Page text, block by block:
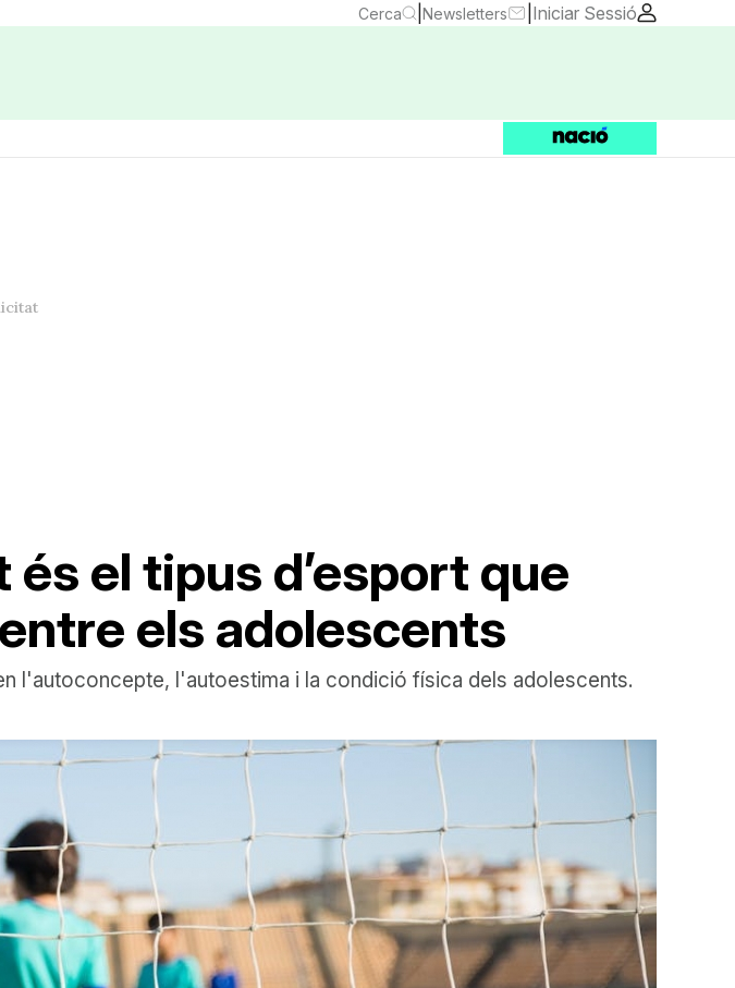
Cerca Newsletters Iniciar Sessió
el tipus d’esport que
els adolescents
l'autoconcepte, l'autoestima i la condició física dels adolescents.